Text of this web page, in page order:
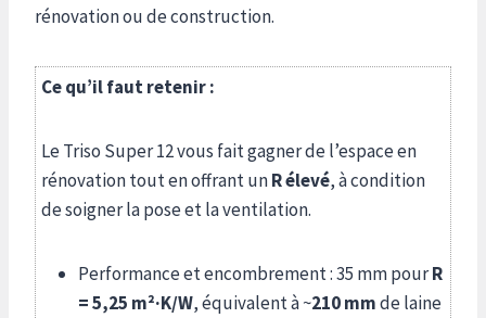
rénovation ou de construction.
Ce qu’il faut retenir :
Le Triso Super 12 vous fait gagner de l’espace en
rénovation tout en offrant unR élevé, à condition
de soigner la pose et la ventilation.
Performance et encombrement : 35 mm pourR
= 5,25 m²·K/W, équivalent à ~210 mmde laine